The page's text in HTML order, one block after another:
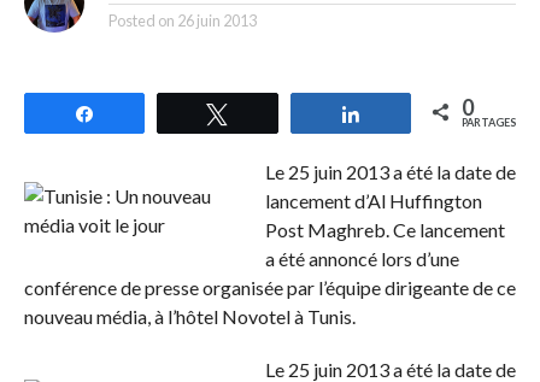
Posted on 26 juin 2013
Partagez 0
PARTAGES
Le 25 juin 2013 a été la date de
lancement d’Al Huffington
Post Maghreb. Ce lancement
a été annoncé lors d’une
conférence de presse organisée par l’équipe dirigeante de ce
nouveau média, à l’hôtel Novotel à Tunis.
Le 25 juin 2013 a été la date de